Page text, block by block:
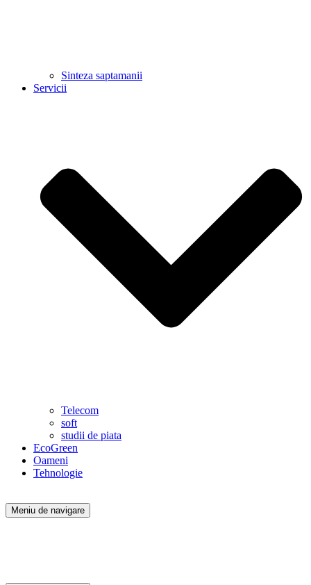
Sinteza saptamanii
Servicii
Telecom
soft
studii de piata
EcoGreen
Oameni
Tehnologie
Meniu de navigare